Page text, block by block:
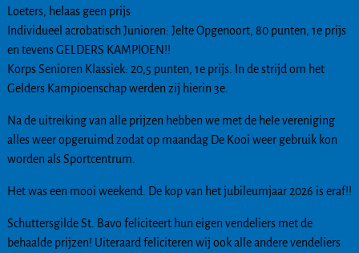
Loeters, helaas geen prijs
Individueel acrobatisch Junioren: Jelte Opgenoort, 80 punten, 1e prijs
en tevens GELDERS KAMPIOEN!!
Korps Senioren Klassiek: 20,5 punten, 1e prijs. In de strijd om het
Gelders Kampioenschap werden zij hierin 3e.
Na de uitreiking van alle prijzen hebben we met de hele vereniging
alles weer opgeruimd zodat op maandag De Kooi weer gebruik kon
worden als Sportcentrum.
Het was een mooi weekend. De kop van het jubileumjaar 2026 is eraf!!
Schuttersgilde St. Bavo feliciteert hun eigen vendeliers met de
behaalde prijzen! Uiteraard feliciteren wij ook alle andere vendeliers